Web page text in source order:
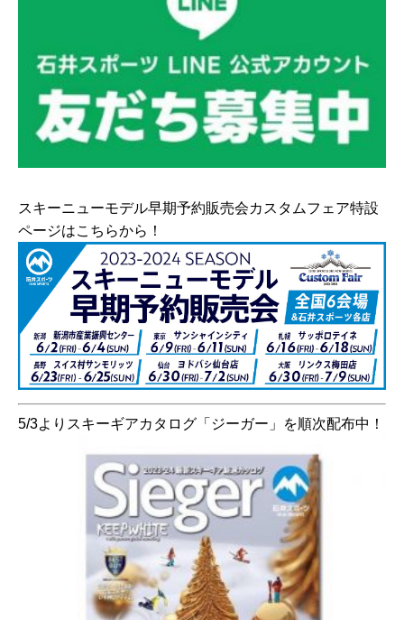
スキーニューモデル早期予約販売会カスタムフェア特設
ページはこちらから！
5/3よりスキーギアカタログ「ジーガー」を順次配布中！